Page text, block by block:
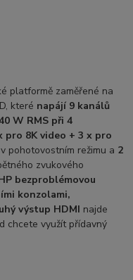
platformě zaměřené na
které napájí 9 kanálů
W RMS při 4
pro 8K video + 3 x pro
pohotovostním režimu a 2
zvukového
bezproblémovou
konzolami,
výstup HDMI najde
chcete využít přídavný